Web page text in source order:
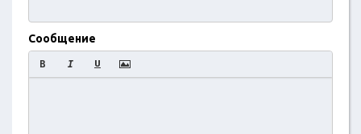
Сообщение